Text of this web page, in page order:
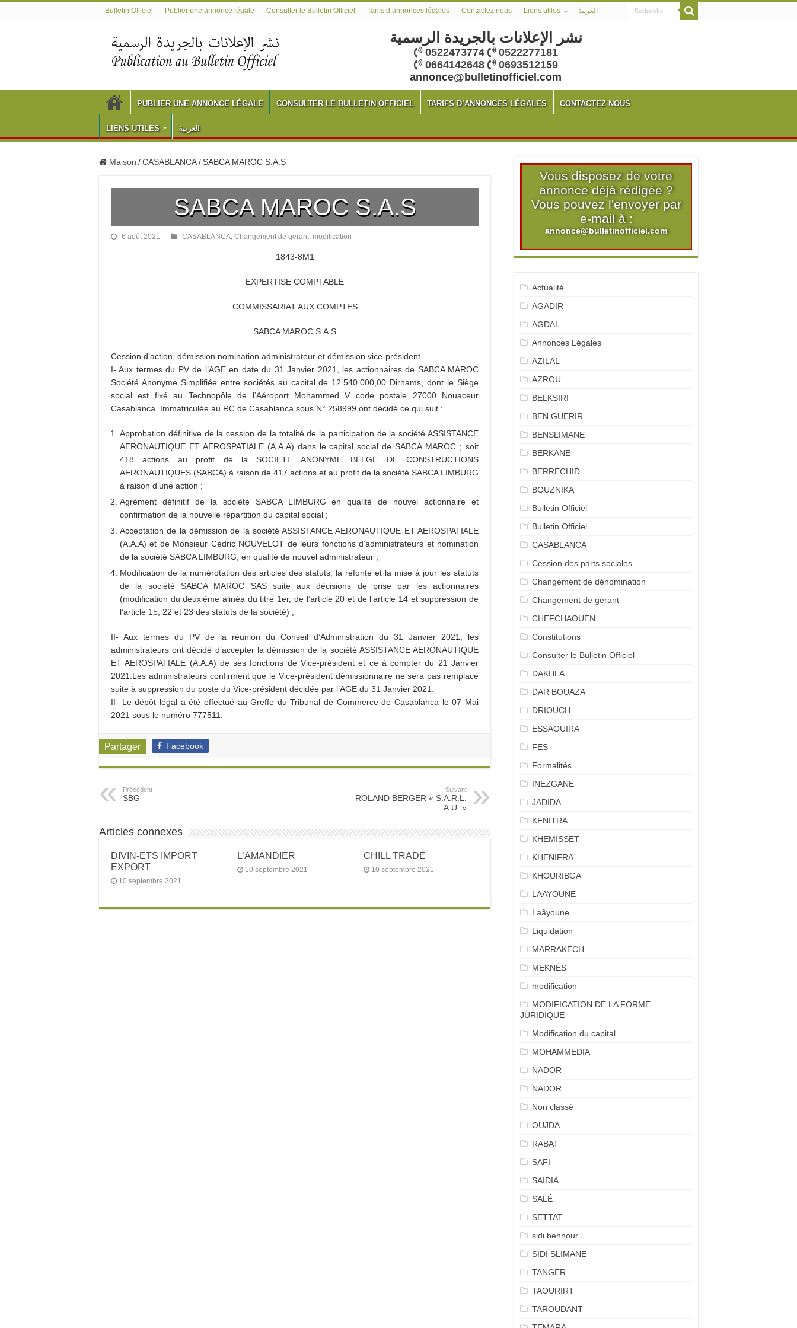
Bulletin Officiel Publier une annonce légale Consulter le Bulletin Officiel Tarifs d’annonces légales Contactez nous Liens utiles العربية
نشر الإعلانات بالجريدة الرسمية
0522473774
0522277181
0664142648
0693512159
annonce@bulletinofficiel.com
PUBLIER UNE ANNONCE LÉGALE CONSULTER LE BULLETIN OFFICIEL TARIFS D’ANNONCES LÉGALES CONTACTEZ NOUS
LIENS UTILES العربية
Maison /CASABLANCA/SABCA MAROC S.A.S
SABCA MAROC S.A.S
6 août 2021 CASABLANCA, Changement de gerant, modification
1843-8M1
EXPERTISE COMPTABLE
COMMISSARIAT AUX COMPTES
SABCA MAROC S.A.S
Cession d’action, démission nomination administrateur et démission vice-président
I- Aux termes du PV de l’AGE en date du 31 Janvier 2021, les actionnaires de SABCA MAROC
Société Anonyme Simplifiée entre sociétés au capital de 12.540.000,00 Dirhams, dont le Siège
social est fixé au Technopôle de l’Aéroport Mohammed V code postale 27000 Nouaceur
Casablanca. Immatriculée au RC de Casablanca sous N° 258999 ont décidé ce qui suit :
Approbation définitive de la cession de la totalité de la participation de la société ASSISTANCE
AERONAUTIQUE ET AEROSPATIALE (A.A.A) dans le capital social de SABCA MAROC ; soit
418 actions au profit de la SOCIETE ANONYME BELGE DE CONSTRUCTIONS
AERONAUTIQUES (SABCA) à raison de 417 actions et au profit de la société SABCA LIMBURG
à raison d’une action ;
Agrément définitif de la société SABCA LIMBURG en qualité de nouvel actionnaire et
confirmation de la nouvelle répartition du capital social ;
Acceptation de la démission de la société ASSISTANCE AERONAUTIQUE ET AEROSPATIALE
(A.A.A) et de Monsieur Cédric NOUVELOT de leurs fonctions d’administrateurs et nomination
de la société SABCA LIMBURG, en qualité de nouvel administrateur ;
Modification de la numérotation des articles des statuts, la refonte et la mise à jour les statuts
de la société SABCA MAROC SAS suite aux décisions de prise par les actionnaires
(modification du deuxième alinéa du titre 1er, de l’article 20 et de l’article 14 et suppression de
l’article 15, 22 et 23 des statuts de la société) ;
II- Aux termes du PV de la réunion du Conseil d’Administration du 31 Janvier 2021, les
administrateurs ont décidé d’accepter la démission de la société ASSISTANCE AERONAUTIQUE
ET AEROSPATIALE (A.A.A) de ses fonctions de Vice-président et ce à compter du 21 Janvier
2021.Les administrateurs confirment que le Vice-président démissionnaire ne sera pas remplacé
suite à suppression du poste du Vice-président décidée par l’AGE du 31 Janvier 2021.
II- Le dépôt légal a été effectué au Greffe du Tribunal de Commerce de Casablanca le 07 Mai
2021 sous le numéro 777511.
Partager Facebook
Précédent
SBG
Suivant
ROLAND BERGER « S.A.R.L.
A.U. »
Articles connexes
DIVIN-ETS IMPORT
EXPORT
10 septembre 2021
L’AMANDIER
10 septembre 2021
CHILL TRADE
10 septembre 2021
Vous disposez de votre
annonce déjà rédigée ?
Vous pouvez l'envoyer par
e-mail à :
annonce@bulletinofficiel.com
Actualité
AGADIR
AGDAL
Annonces Légales
AZILAL
AZROU
BELKSIRI
BEN GUERIR
BENSLIMANE
BERKANE
BERRECHID
BOUZNIKA
Bulletin Officiel
Bulletin Officiel
CASABLANCA
Cession des parts sociales
Changement de dénomination
Changement de gerant
CHEFCHAOUEN
Constitutions
Consulter le Bulletin Officiel
DAKHLA
DAR BOUAZA
DRIOUCH
ESSAOUIRA
FES
Formalités
INEZGANE
JADIDA
KENITRA
KHEMISSET
KHENIFRA
KHOURIBGA
LAAYOUNE
Laâyoune
Liquidation
MARRAKECH
MEKNÈS
modification
MODIFICATION DE LA FORME
JURIDIQUE
Modification du capital
MOHAMMEDIA
NADOR
NADOR
Non classé
OUJDA
RABAT
SAFI
SAIDIA
SALÉ
SETTAT.
sidi bennour
SIDI SLIMANE
TANGER
TAOURIRT
TAROUDANT